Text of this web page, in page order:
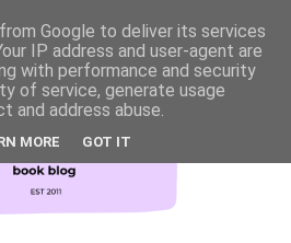
Google to deliver its services
IP address and user-agent are
with performance and security
of service, generate usage
and address abuse.
MORE GOT IT